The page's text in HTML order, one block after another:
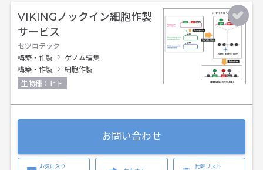
VIKINGノックイン細胞作製
サービス
セツロテック
構築・作製
ゲノム編集
構築・作製
細胞作製
生物種：ヒト
お問い合わせ
お気に入り
比較リスト